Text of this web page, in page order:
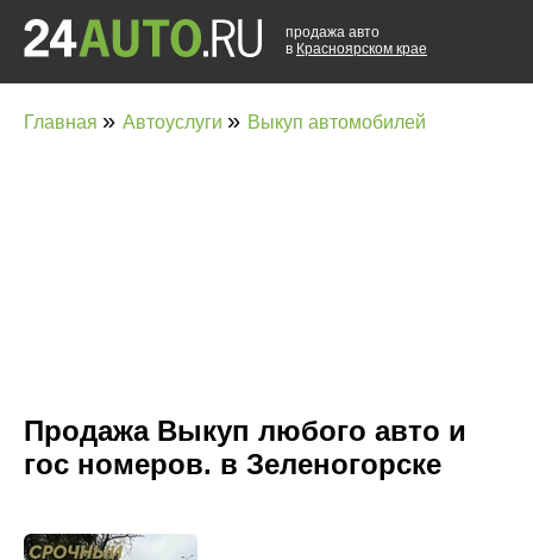
продажа авто
в Красноярском крае
Главная » Автоуслуги » Выкуп автомобилей
Продажа Выкуп любого авто и
гос номеров. в Зеленогорске